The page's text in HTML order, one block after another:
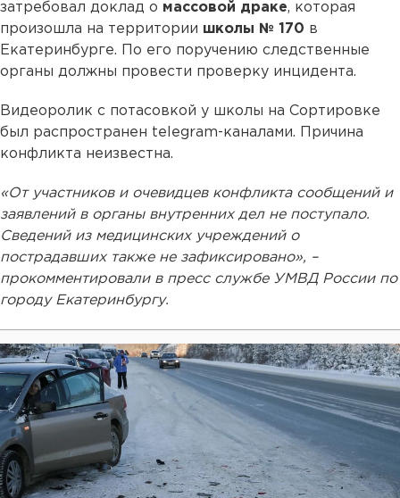
затребовал доклад о массовой драке, которая
произошла на территории школы № 170 в
Екатеринбурге. По его поручению следственные
органы должны провести проверку инцидента.
Видеоролик с потасовкой у школы на Сортировке
был распространен telegram-каналами. Причина
конфликта неизвестна.
«От участников и очевидцев конфликта сообщений и
заявлений в органы внутренних дел не поступало.
Сведений из медицинских учреждений о
пострадавших также не зафиксировано», –
прокомментировали в пресс службе УМВД России по
городу Екатеринбургу.